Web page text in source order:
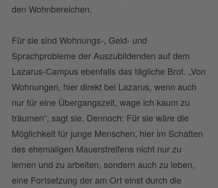
den Wohnbereichen.
Für sie sind Wohnungs-, Geld- und
Sprachprobleme der Auszubildenden auf dem
Lazarus-Campus ebenfalls das tägliche Brot. „Von
Wohnungen, hier direkt bei Lazarus, wenn auch
nur für eine Übergangszeit, wage ich kaum zu
träumen“, sagt sie. Dennoch: Für sie wäre die
Möglichkeit für junge Menschen, hier im Schatten
des ehemaligen Mauerstreifens nicht nur zu
lernen und zu arbeiten, sondern auch zu leben,
eine Fortsetzung der am Ort einst durch die